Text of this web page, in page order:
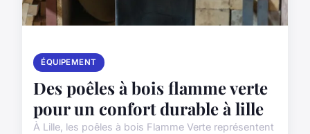
ÉQUIPEMENT
Des poêles à bois flamme verte
pour un confort durable à lille
À Lille, les poêles à bois Flamme Verte représentent